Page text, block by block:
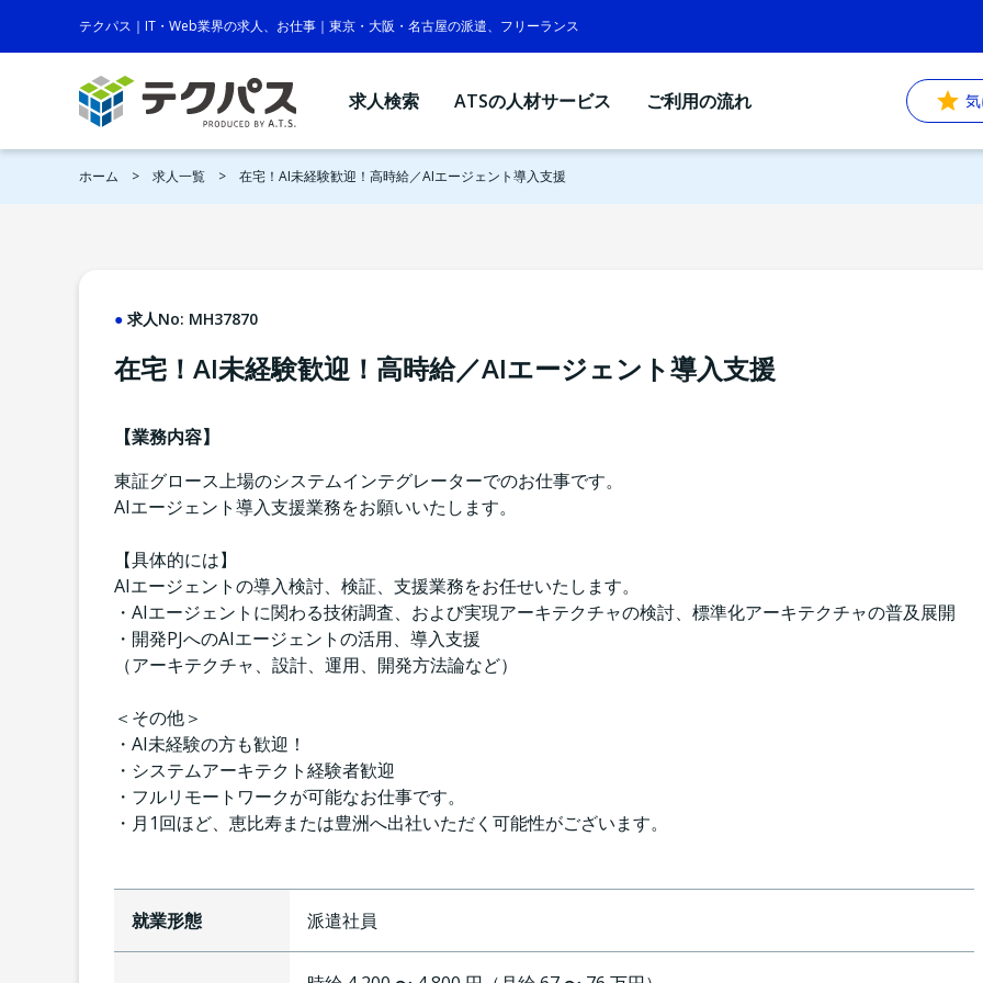
テクパス｜IT・Web業界の求人、お仕事｜東京・大阪・名古屋の派遣、フリーランス
求人検索 ATSの人材サービス ご利用の流れ
ホーム 求人一覧 在宅！AI未経験歓迎！高時給／AIエージェント導入支援
求人No: MH37870
在宅！AI未経験歓迎！高時給／AIエージェント導入支援
【業務内容】
東証グロース上場のシステムインテグレーターでのお仕事です。
AIエージェント導入支援業務をお願いいたします。
【具体的には】
AIエージェントの導入検討、検証、支援業務をお任せいたします。
・AIエージェントに関わる技術調査、および実現アーキテクチャの検討、標準化アーキテクチャの普及展開
・開発PJへのAIエージェントの活用、導入支援
（アーキテクチャ、設計、運用、開発方法論など）
＜その他＞
・AI未経験の方も歓迎！
・システムアーキテクト経験者歓迎
・フルリモートワークが可能なお仕事です。
・月1回ほど、恵比寿または豊洲へ出社いただく可能性がございます。
就業形態 派遣社員